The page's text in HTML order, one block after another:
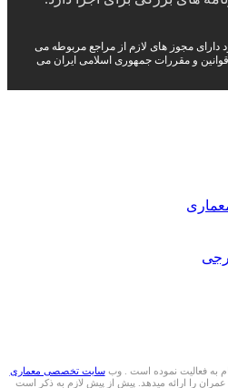
مجوز های لازم از مراجع مربوطه می
قوانین و مقررات جمهوری اسلامی ایران می
به فعالیت نموده است . وبسایت تخصصی معماری
را ارائه میدهد. پیش از پیش لازم به ذکر است